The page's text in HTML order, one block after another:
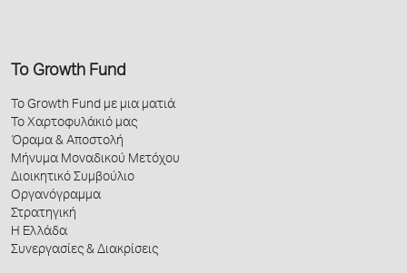
Το Growth Fund
Το Growth Fund με μια ματιά
Το Χαρτοφυλάκιό μας
Όραμα & Αποστολή
Μήνυμα Μοναδικού Μετόχου
Διοικητικό Συμβούλιο
Οργανόγραμμα
Στρατηγική
Η Ελλάδα
Συνεργασίες & Διακρίσεις